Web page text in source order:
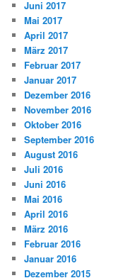
Juni 2017
Mai 2017
April 2017
März 2017
Februar 2017
Januar 2017
Dezember 2016
November 2016
Oktober 2016
September 2016
August 2016
Juli 2016
Juni 2016
Mai 2016
April 2016
März 2016
Februar 2016
Januar 2016
Dezember 2015